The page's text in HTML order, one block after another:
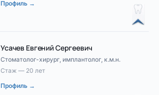
Профиль →
Усачев Евгений Сергеевич
Стоматолог-хирург, имплантолог, к.м.н.
Стаж — 20 лет
Профиль →